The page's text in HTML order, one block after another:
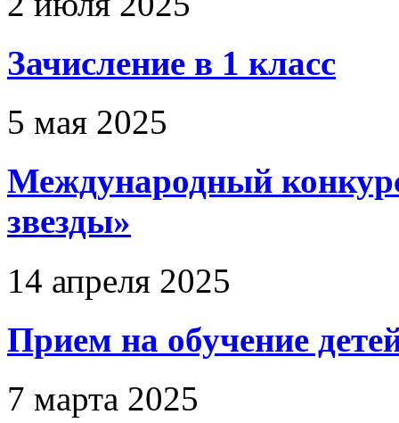
Зачисление в 1 класс
5 мая 2025
Международный
звезды»
14 апреля 2025
Прием на обучение
7 марта 2025